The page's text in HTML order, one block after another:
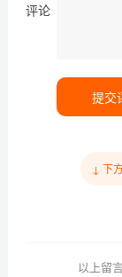
评论
提交
↓ 下
以上留